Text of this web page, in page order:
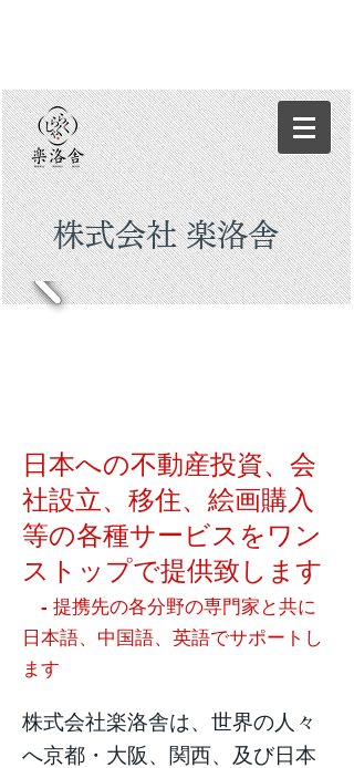
株式会社 楽洛舎
日本への不動産投資、会
社設立、移住、絵画購入
等の各種サービスをワン
ストップで提供致します
- 提携先の各分野の専門家と共に
日本語、中国語、英語でサポートし
ます
株式会社楽洛舎は、世界の人々
へ京都・大阪、関西、及び日本